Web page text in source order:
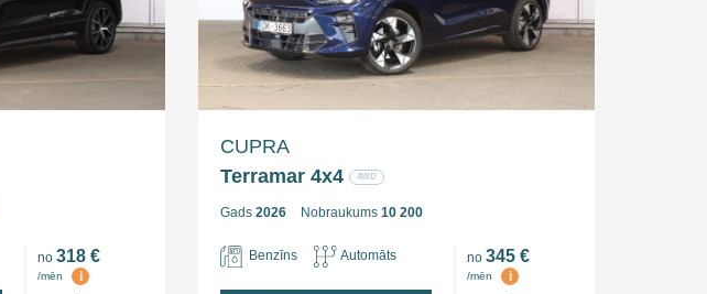
no 318 €
/mēn
i
CUPRA
Terramar 4x4
4WD
Gads 2026 Nobraukums 10 200
Benzīns Automāts no 345 €
/mēn
i